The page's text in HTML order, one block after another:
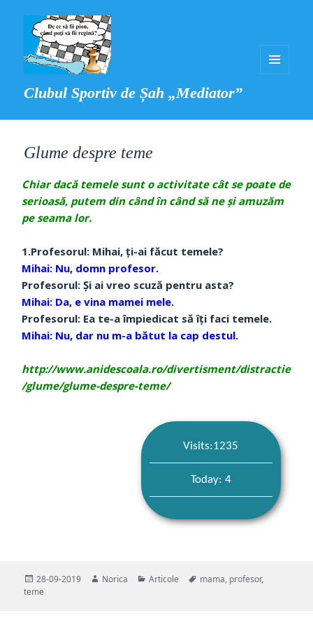
Clubul Sportiv de Șah „Mediator”
Glume despre teme
Chiar dacă temele sunt o activitate cât se poate de
serioasă, putem din când în când să ne şi amuzăm
pe seama lor.
1.Profesorul: Mihai, ţi-ai făcut temele?
Mihai: Nu, domn profesor.
Profesorul: Şi ai vreo scuză pentru asta?
Mihai: Da, e vina mamei mele.
Profesorul: Ea te-a împiedicat să îţi faci temele.
Mihai: Nu, dar nu m-a bătut la cap destul.
http://www.anidescoala.ro/divertisment/distractie
/glume/glume-despre-teme/
Visits:1235
Today: 4
Publicat
pe
28-09-2019 Autor
Norica Categorii
Articole Etichete
mama, profesor,
teme